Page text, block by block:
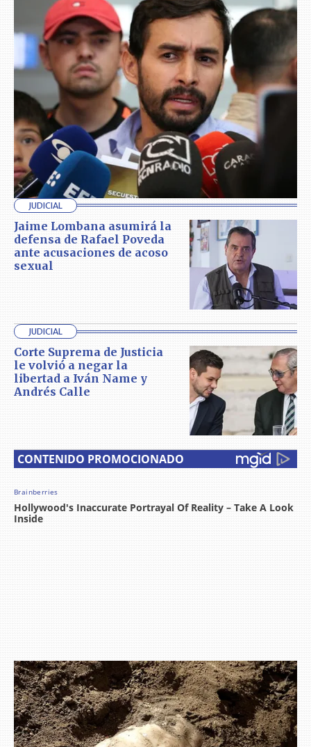
JUDICIAL
Jaime Lombana asumirá la
defensa de Rafael Poveda
ante acusaciones de acoso
sexual
JUDICIAL
Corte Suprema de Justicia
le volvió a negar la
libertad a Iván Name y
Andrés Calle